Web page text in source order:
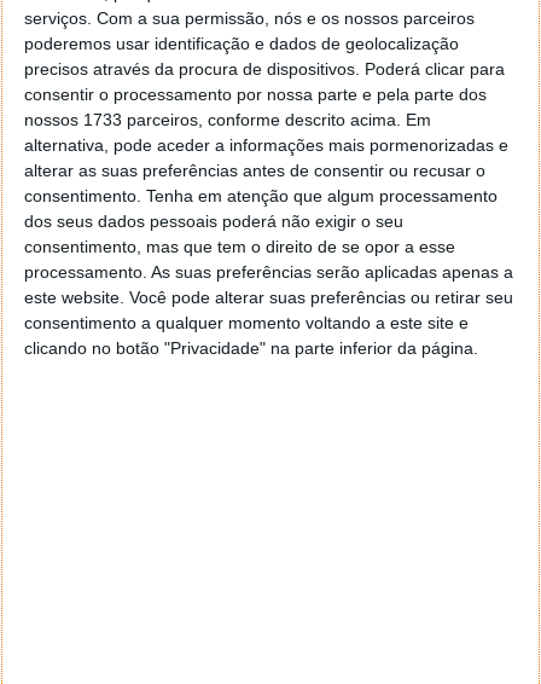
serviços. Com a sua permissão, nós e os nossos parceiros
poderemos usar identificação e dados de geolocalização
precisos através da procura de dispositivos. Poderá clicar para
consentir o processamento por nossa parte e pela parte dos
nossos 1733 parceiros, conforme descrito acima. Em
alternativa, pode aceder a informações mais pormenorizadas e
alterar as suas preferências antes de consentir ou recusar o
consentimento. Tenha em atenção que algum processamento
dos seus dados pessoais poderá não exigir o seu
consentimento, mas que tem o direito de se opor a esse
processamento. As suas preferências serão aplicadas apenas a
este website. Você pode alterar suas preferências ou retirar seu
consentimento a qualquer momento voltando a este site e
clicando no botão "Privacidade" na parte inferior da página.
Este artigo tem mais de um ano
Acompanhe o Pplware no Google Notícias